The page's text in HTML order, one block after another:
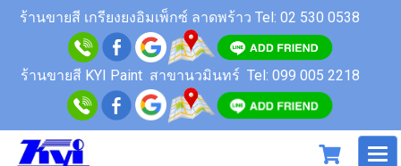
ร้านขายสี เกรียงยงอิมเพ็กซ์ ลาดพร้าว Tel: 02 530 0538
ร้านขายสี KYI Paint สาขานวมินทร์ Tel: 099 005 2218